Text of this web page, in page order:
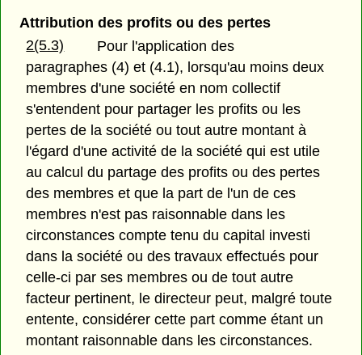
Attribution des profits ou des pertes
2(5.3)
Pour l'application des
paragraphes (4) et (4.1), lorsqu'au moins deux
membres d'une société en nom collectif
s'entendent pour partager les profits ou les
pertes de la société ou tout autre montant à
l'égard d'une activité de la société qui est utile
au calcul du partage des profits ou des pertes
des membres et que la part de l'un de ces
membres n'est pas raisonnable dans les
circonstances compte tenu du capital investi
dans la société ou des travaux effectués pour
celle-ci par ses membres ou de tout autre
facteur pertinent, le directeur peut, malgré toute
entente, considérer cette part comme étant un
montant raisonnable dans les circonstances.